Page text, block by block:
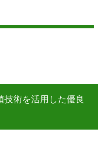
術を活用した優良